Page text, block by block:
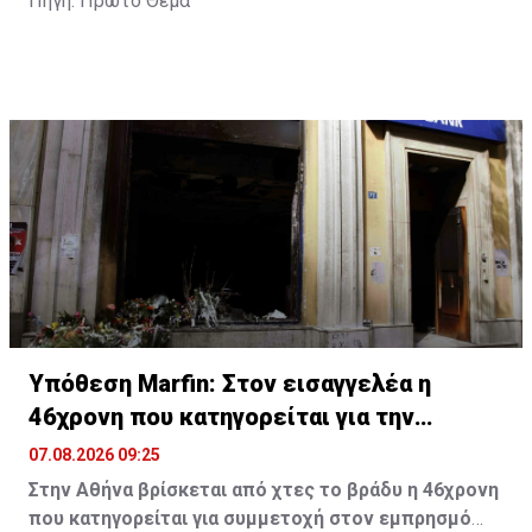
Υπόθεση Marfin: Στον εισαγγελέα η
46χρονη που κατηγορείται για την
επίθεση
07.08.2026 09:25
Στην Αθήνα βρίσκεται από χτες το βράδυ η 46χρονη
που κατηγορείται για συμμετοχή στον εμπρησμό